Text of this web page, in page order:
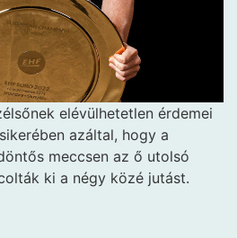
elévülhetetlen érdemei
azáltal, hogy a
meccsen az ő utolsó
ki a négy közé jutást.